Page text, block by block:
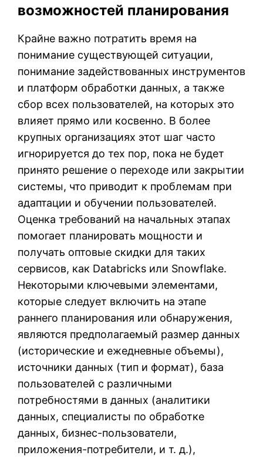
возможностей планирования
Крайне важно потратить время на
понимание существующей ситуации,
понимание задействованных инструментов
и платформ обработки данных, а также
сбор всех пользователей, на которых это
влияет прямо или косвенно. В более
крупных организациях этот шаг часто
игнорируется до тех пор, пока не будет
принято решение о переходе или закрытии
системы, что приводит к проблемам при
адаптации и обучении пользователей.
Оценка требований на начальных этапах
помогает планировать мощности и
получать оптовые скидки для таких
сервисов, как Databricks или Snowflake.
Некоторыми ключевыми элементами,
которые следует включить на этапе
раннего планирования или обнаружения,
являются предполагаемый размер данных
(исторические и ежедневные объемы),
источники данных (тип и формат), база
пользователей с различными
потребностями в данных (аналитики
данных, специалисты по обработке
данных, бизнес-пользователи,
приложения-потребители, и т. д.),